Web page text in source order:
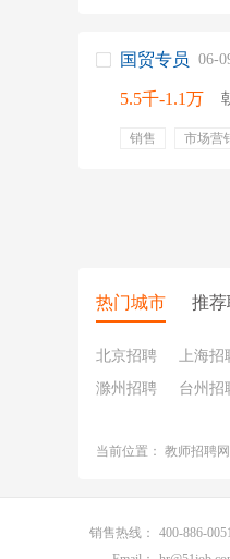
国贸专员 06-
5.5千-1.1万
销售 市场营
热门城市 推荐
北京招聘 上海招
滁州招聘
台州招
当前位置： 教师招聘网
销售热线：
400-886-